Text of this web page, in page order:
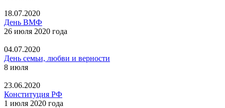
18.07.2020
День ВМФ
26 июля 2020 года
04.07.2020
День семьи, любви и верности
8 июля
23.06.2020
Конституция РФ
1 июля 2020 года